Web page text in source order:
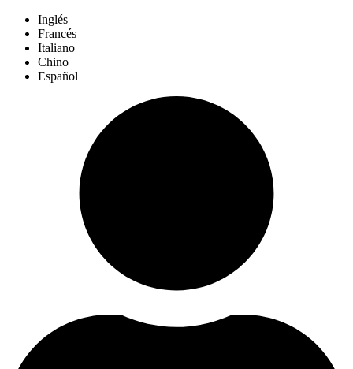
Inglés
Francés
Italiano
Chino
Español